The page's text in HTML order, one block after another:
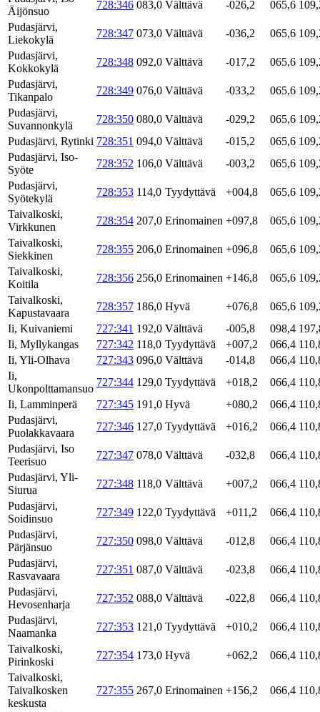
Äijönsuo
728:346 083,0 Välttävä -026,2 065,6
Pudasjärvi,
Liekokylä
728:347 073,0 Välttävä -036,2 065,6
Pudasjärvi,
Kokkokylä
728:348 092,0 Välttävä -017,2 065,6
Pudasjärvi,
Tikanpalo
728:349 076,0 Välttävä -033,2 065,6
Pudasjärvi,
Suvannonkylä
728:350 080,0 Välttävä -029,2 065,6
Pudasjärvi, Rytinki 728:351 094,0 Välttävä -015,2 065,6
Pudasjärvi, Iso-
Syöte
728:352 106,0 Välttävä -003,2 065,6
Pudasjärvi,
Syötekylä
728:353 114,0 Tyydyttävä +004,8 065,6
Taivalkoski,
Virkkunen
728:354 207,0 Erinomainen +097,8 065,6
Taivalkoski,
Siekkinen
728:355 206,0 Erinomainen +096,8 065,6
Taivalkoski,
Koitila
728:356 256,0 Erinomainen +146,8 065,6
Taivalkoski,
Kapustavaara
728:357 186,0 Hyvä +076,8 065,6
Ii, Kuivaniemi
727:341 192,0 Välttävä -005,8 098,4
Ii, Myllykangas
727:342 118,0 Tyydyttävä +007,2 066,4
Ii, Yli-Olhava
727:343 096,0 Välttävä -014,8 066,4
Ii,
Ukonpolttamansuo
727:344 129,0 Tyydyttävä +018,2 066,4
Ii, Lamminperä
727:345 191,0 Hyvä +080,2 066,4
Pudasjärvi,
Puolakkavaara
727:346 127,0 Tyydyttävä +016,2 066,4
Pudasjärvi, Iso
Teerisuo
727:347 078,0 Välttävä -032,8 066,4
Pudasjärvi, Yli-
Siurua
727:348 118,0 Välttävä +007,2 066,4
Pudasjärvi,
Soidinsuo
727:349 122,0 Tyydyttävä +011,2 066,4
Pudasjärvi,
Pärjänsuo
727:350 098,0 Välttävä -012,8 066,4
Pudasjärvi,
Rasvavaara
727:351 087,0 Välttävä -023,8 066,4
Pudasjärvi,
Hevosenharja
727:352 088,0 Välttävä -022,8 066,4
Pudasjärvi,
Naamanka
727:353 121,0 Tyydyttävä +010,2 066,4
Taivalkoski,
Pirinkoski
727:354 173,0 Hyvä +062,2 066,4
Taivalkoski,
Taivalkosken
keskusta
727:355 267,0 Erinomainen +156,2 066,4